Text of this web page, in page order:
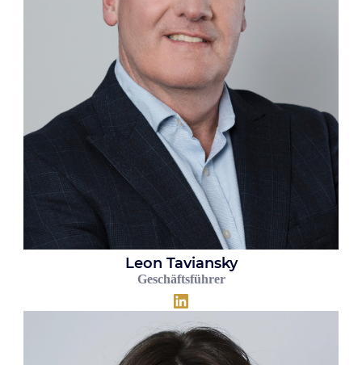
Leon Taviansky
Geschäftsführer
LinkedIn